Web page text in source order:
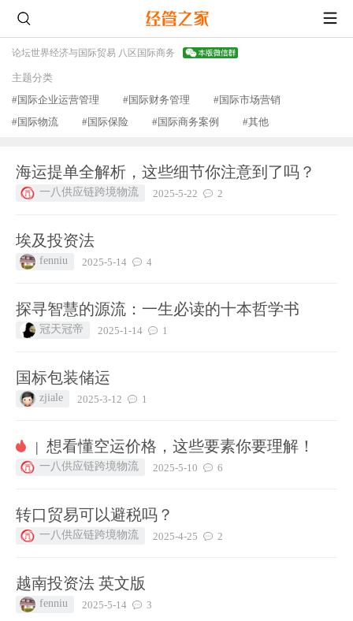
论坛世界经济与国际贸易 八区国际商务
主题分类
#国际企业运营管理
#国际财务管理
#国际市场营销
#国际物流
#国际保险 #国际商务案例 #其他
海运提单全解析，这些细节你注意到了吗？
一八供应链跨境物流 2025-5-22 2
埃及投资法
fenniu 2025-5-14 4
探寻智慧的源流：一生必读的十本哲学书
冠天冠帝 2025-1-14 1
国标包装储运
zjiale 2025-3-12 1
| 想看懂空运价格，这些要素你要理解！
一八供应链跨境物流 2025-5-10 6
转口贸易可以避税吗？
一八供应链跨境物流 2025-4-25 2
越南投资法 英文版
fenniu 2025-5-14 3